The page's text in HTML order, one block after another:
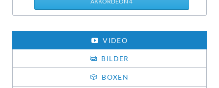
VIDEO
BILDER
BOXEN